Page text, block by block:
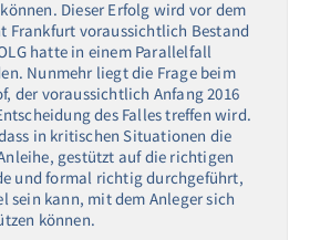
Dieser Erfolg wird vor dem
Frankfurt voraussichtlich Bestand
hatte in einem Parallelfall
Nunmehr liegt die Frage beim
der voraussichtlich Anfang 2016
des Falles treffen wird.
in kritischen Situationen die
gestützt auf die richtigen
und formal richtig durchgeführt,
sein kann, mit dem Anleger sich
können.